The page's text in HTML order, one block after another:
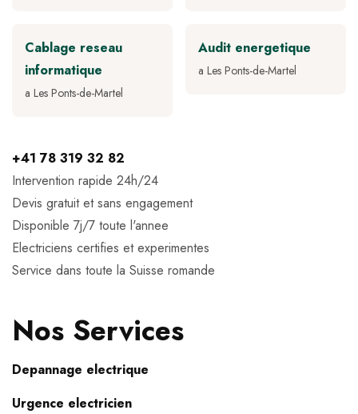
Cablage reseau
informatique
a Les Ponts-de-Martel
Audit energetique
a Les Ponts-de-Martel
+41 78 319 32 82
Intervention rapide 24h/24
Devis gratuit et sans engagement
Disponible 7j/7 toute l'annee
Electriciens certifies et experimentes
Service dans toute la Suisse romande
Nos Services
Depannage electrique
Urgence electricien